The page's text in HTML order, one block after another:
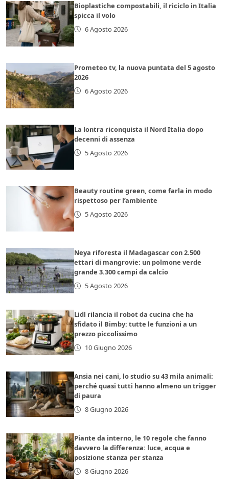
Bioplastiche compostabili, il riciclo in Italia
spicca il volo
6 Agosto 2026
Prometeo tv, la nuova puntata del 5 agosto
2026
6 Agosto 2026
La lontra riconquista il Nord Italia dopo
decenni di assenza
5 Agosto 2026
Beauty routine green, come farla in modo
rispettoso per l’ambiente
5 Agosto 2026
Neya riforesta il Madagascar con 2.500
ettari di mangrovie: un polmone verde
grande 3.300 campi da calcio
5 Agosto 2026
Lidl rilancia il robot da cucina che ha
sfidato il Bimby: tutte le funzioni a un
prezzo piccolissimo
10 Giugno 2026
Ansia nei cani, lo studio su 43 mila animali:
perché quasi tutti hanno almeno un trigger
di paura
8 Giugno 2026
Piante da interno, le 10 regole che fanno
davvero la differenza: luce, acqua e
posizione stanza per stanza
8 Giugno 2026